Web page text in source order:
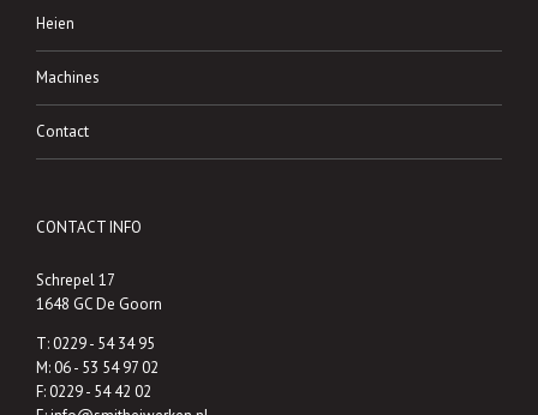
Heien
Machines
Contact
CONTACT INFO
Schrepel 17
1648 GC De Goorn
T: 0229 - 54 34 95
M: 06 - 53 54 97 02
F: 0229 - 54 42 02